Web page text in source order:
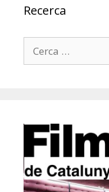
Recerca